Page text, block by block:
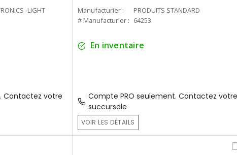
-LIGHT
Contactez votre
Manufacturier :
PRODUITS STANDARD
# Manufacturier : 64253
En inventaire
Compte PRO seulement. Contactez votre
succursale
VOIR LES DÉTAILS